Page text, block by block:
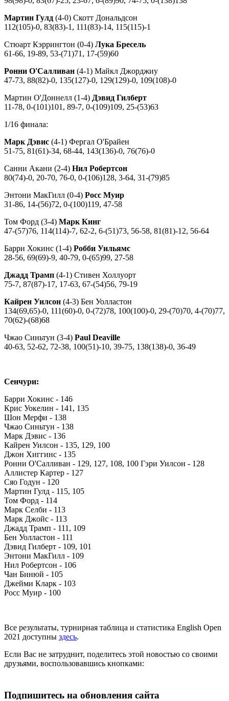
Мартин Гулд (4-0) Скотт Дональдсон
112(105)-0, 83(83)-1, 111(83)-14, 115(115)-1
Стюарт Кэррингтон (0-4) Лука Бресель
61-66, 19-89, 53-(71)71, 17-(59)60
Ронни О'Салливан (4-1) Майкл Джорджиу
47-73, 88(82)-0, 135(127)-0, 129(129)-0, 109(108)-0
Мартин О'Доннелл (1-4) Дэвид Гилберт
11-78, 0-(101)101, 89-7, 0-(109)109, 25-(53)63
1/16 финала:
Марк Дэвис (4-1) Фергал О'Брайен
51-75, 81(61)-34, 68-44, 143(136)-0, 76(76)-0
Санни Акани (2-4) Нил Робертсон
80(74)-0, 20-70, 76-0, 0-(106)128, 3-64, 31-(79)85
Энтони МакГилл (0-4) Росс Муир
31-86, 14-(56)72, 0-(100)119, 47-58
Том Форд (3-4) Марк Кинг
47-(57)76, 114(114)-7, 62-2, 6-(51)73, 56-58, 81(81)-12, 56-64
Барри Хокинс (1-4) Робби Уильямс
28-56, 69(69)-9, 40-79, 0-(65)99, 27-58
Джадд Трамп (4-1) Стивен Холлуорт
75-7, 87(87)-17, 17-63, 67-(54)56, 79-19
Кайрен Уилсон (4-3) Бен Уолластон
134(69,65)-0, 111(60)-0, 0-(72)78, 100(100)-0, 29-(70)70, 4-(70)77,
70(62)-(68)68
Чжао Синьтун (3-4) Paul Deaville
40-63, 52-62, 72-38, 100(51)-10, 39-75, 138(138)-0, 36-49
Сенчури:
Барри Хокинс - 146
Крис Уокелин - 141, 135
Шон Мерфи - 138
Чжао Синьтун - 138
Марк Дэвис - 136
Кайрен Уилсон - 135, 129, 100
Джон Хиггинс - 135
Ронни О'Салливан - 129, 127, 108, 100 Гэри Уилсон - 128
Аллистер Картер - 127
Сяо Годун - 120
Мартин Гулд - 115, 105
Том Форд - 114
Марк Селби - 113
Марк Джойс - 113
Джадд Трамп - 111, 109
Бен Уолластон - 111
Дэвид Гилберт - 109, 101
Энтони МакГилл - 109
Нил Робертсон - 106
Чан Бинюй - 105
Джейми Кларк - 103
Росс Муир - 100
Все результаты, турнирная таблица и статистика English Open
2021 доступны здесь.
Если Вас не затруднит, поделитесь этой новостью со своими
друзьями, воспользовавшись кнопками:
Подпишитесь на обновления сайта